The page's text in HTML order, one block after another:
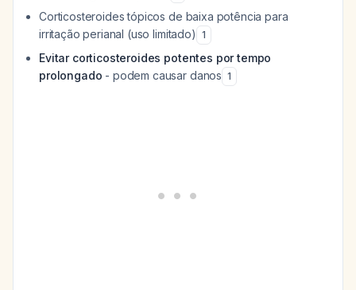
Corticosteroides tópicos de baixa potência para
irritação perianal (uso limitado) 1
Evitar corticosteroides potentes por tempo
prolongado - podem causar danos 1